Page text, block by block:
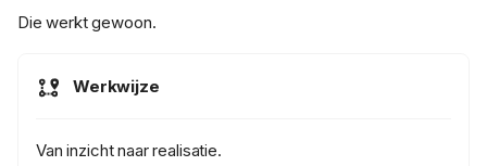
Die werkt gewoon.
Werkwijze
Van inzicht naar realisatie.